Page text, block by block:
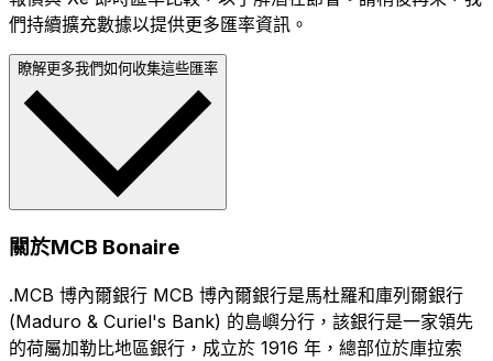
們持續擴充數據以提供更多匯率資訊。
瞭解更多我們如何收集這些匯率
關於MCB Bonaire
.MCB 博內爾銀行 MCB 博內爾銀行是馬杜羅和庫列爾銀行
(Maduro & Curiel's Bank) 的島嶼分行，該銀行是一家領先
的荷屬加勒比地區銀行，成立於 1916 年，總部位於庫拉索